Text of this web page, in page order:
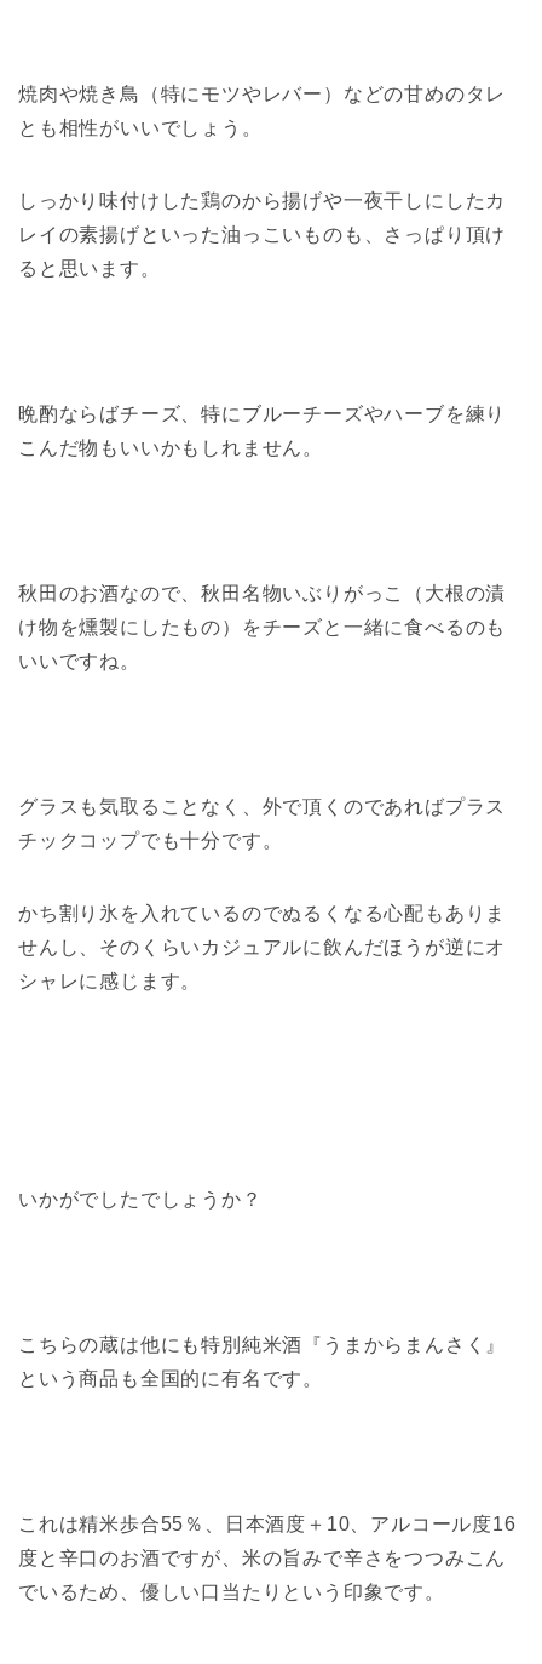
焼肉や焼き鳥（特にモツやレバー）などの甘めのタレ
とも相性がいいでしょう。
しっかり味付けした鶏のから揚げや一夜干しにしたカ
レイの素揚げといった油っこいものも、さっぱり頂け
ると思います。
晩酌ならばチーズ、特にブルーチーズやハーブを練り
こんだ物もいいかもしれません。
秋田のお酒なので、秋田名物いぶりがっこ（大根の漬
け物を燻製にしたもの）をチーズと一緒に食べるのも
いいですね。
グラスも気取ることなく、外で頂くのであればプラス
チックコップでも十分です。
かち割り氷を入れているのでぬるくなる心配もありま
せんし、そのくらいカジュアルに飲んだほうが逆にオ
シャレに感じます。
いかがでしたでしょうか？
こちらの蔵は他にも特別純米酒『うまからまんさく』
という商品も全国的に有名です。
これは精米歩合55％、日本酒度＋10、アルコール度16
度と辛口のお酒ですが、米の旨みで辛さをつつみこん
でいるため、優しい口当たりという印象です。